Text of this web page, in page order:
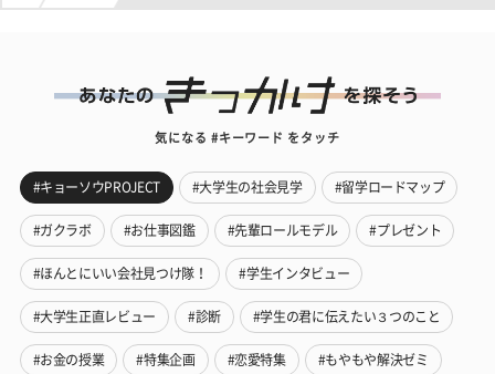
気になる #キーワード をタッチ
#キョーソウPROJECT #大学生の社会見学 #留学ロードマップ
#ガクラボ #お仕事図鑑 #先輩ロールモデル #プレゼント
#ほんとにいい会社見つけ隊！ #学生インタビュー
#大学生正直レビュー #診断 #学生の君に伝えたい３つのこと
#お金の授業 #特集企画 #恋愛特集 #もやもや解決ゼミ